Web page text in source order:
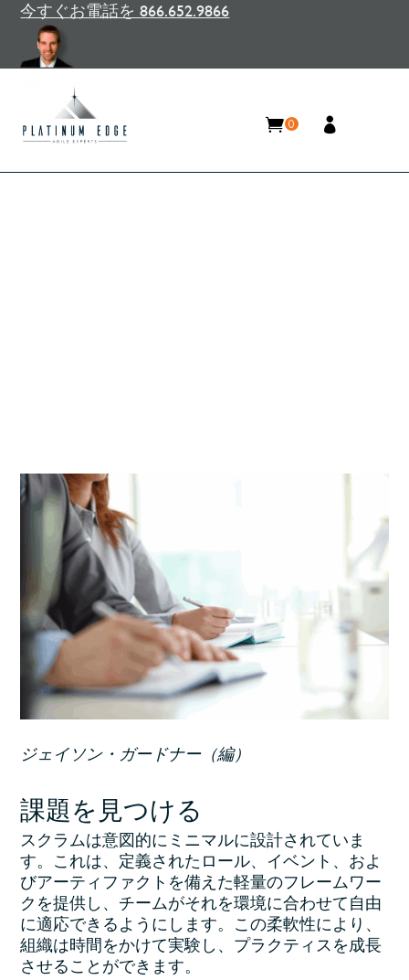
今すぐお電話を 866.652.9866
0
ジェイソン・ガードナー（編）
課題を見つける
スクラムは意図的にミニマルに設計されていま
す。これは、定義されたロール、イベント、およ
びアーティファクトを備えた軽量のフレームワー
クを提供し、チームがそれを環境に合わせて自由
に適応できるようにします。この柔軟性により、
組織は時間をかけて実験し、プラクティスを成長
させることができます。